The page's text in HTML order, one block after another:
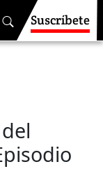
Suscríbete